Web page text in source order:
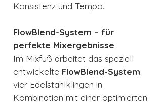
Konsistenz und Tempo.
FlowBlend-System – für
perfekte Mixergebnisse
Im Mixfuß arbeitet das speziell
entwickelte FlowBlend-System:
vier Edelstahlklingen in
Kombination mit einer optimierten